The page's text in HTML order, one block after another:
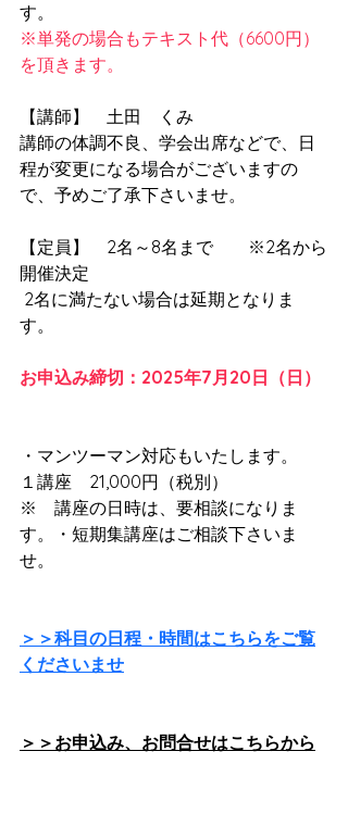
す。
※単発の場合もテキスト代（6600円）
を頂きます。
【講師】　土田　くみ
講師の体調不良、学会出席などで、日
程が変更になる場合がございますの
で、予めご了承下さいませ。
【定員】　2名～8名まで
※2名から
開催決定
2名に満たない場合は延期となりま
す。
お申込み締切：2025年7月20日（日）
・マンツーマン対応もいたします。
１講座　21,000円（税別）
※　講座の日時は、要相談になりま
す。・短期集講座はご相談下さいま
せ。
＞＞科目の日程・時間はこちらをご覧
くださいませ
＞＞お申込み、お問合せはこちらから